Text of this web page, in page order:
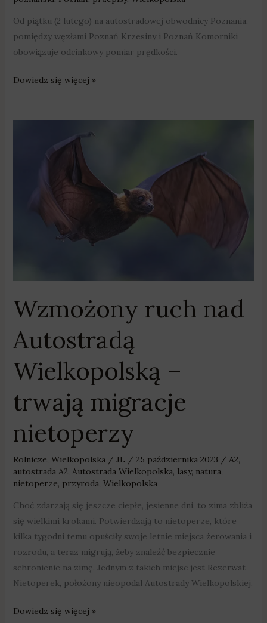
Od piątku (2 lutego) na autostradowej obwodnicy Poznania,
pomiędzy węzłami Poznań Krzesiny i Poznań Komorniki
obowiązuje odcinkowy pomiar prędkości.
Dowiedz się więcej »
Wzmożony ruch nad
Autostradą
Wielkopolską –
trwają migracje
nietoperzy
Rolnicze, Wielkopolska/ JL / 25 października 2023 / A2,
autostrada A2, Autostrada Wielkopolska, lasy, natura,
nietoperze, przyroda, Wielkopolska
Choć zdarzają się jeszcze ciepłe, jesienne dni, to zima zbliża
się wielkimi krokami. Potwierdzają to nietoperze, które
kilka tygodni temu opuściły swoje letnie miejsca żerowania i
rozrodu, a teraz migrują, żeby znaleźć bezpiecznie
schronienie na zimę. Jednym z takich miejsc jest Rezerwat
Nietoperek, położony nieopodal Autostrady Wielkopolskiej.
Dowiedz się więcej »